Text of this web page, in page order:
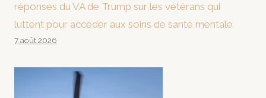
réponses du VA de Trump sur les vétérans qui
luttent pour accéder aux soins de santé mentale
7 août 2026